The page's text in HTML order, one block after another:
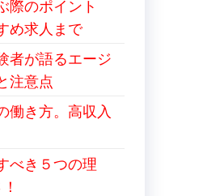
際のポイント
め求人まで
者が語るエージ
注意点
働き方。高収入
べき５つの理